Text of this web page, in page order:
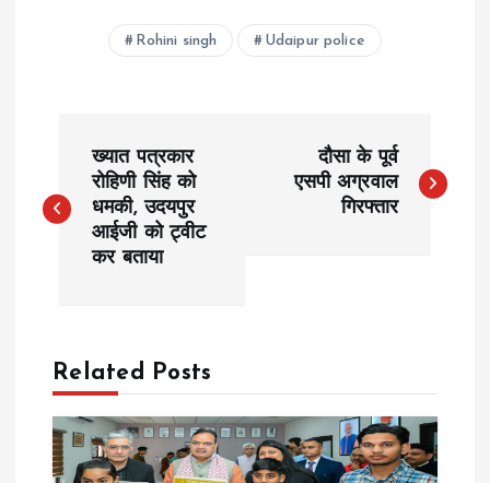
Rohini singh Udaipur police
o
n
a
v
ख्यात पत्रकार
रोहिणी सिंह को
धमकी, उदयपुर
आईजी को ट्वीट
कर बताया
दौसा के पूर्व
एसपी अग्रवाल
गिरफ्तार
Related Posts